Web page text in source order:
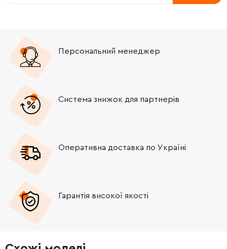
Персональний менеджер
Система знижок для партнерів
Оперативна доставка по Україні
Гарантія високої якості